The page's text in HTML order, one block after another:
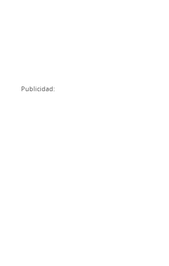
Publicidad: